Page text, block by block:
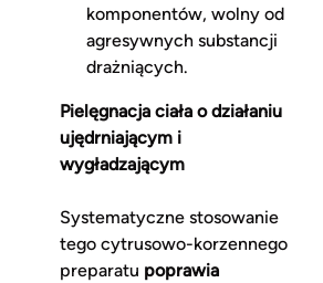
komponentów, wolny od
agresywnych substancji
drażniących.
Pielęgnacja ciała o działaniu
ujędrniającym i
wygładzającym
Systematyczne stosowanie
tego cytrusowo-korzennego
preparatu poprawia